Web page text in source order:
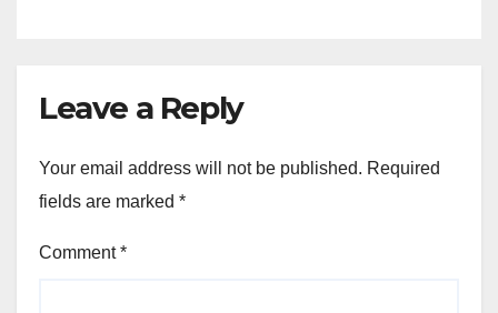
Leave a Reply
Your email address will not be published. Required
fields are marked *
Comment*